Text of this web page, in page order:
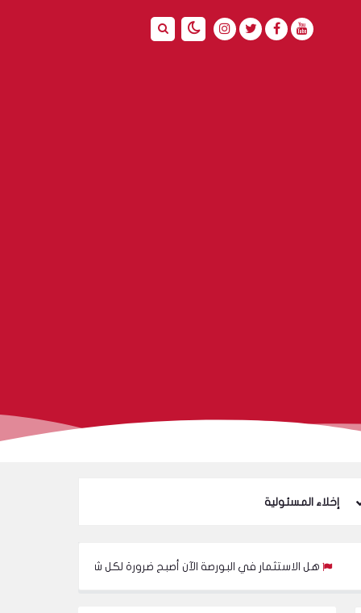
إخلاء المسئولية
في البورصة الآن أصبح ضرورة لكل شاب؟ عندما قالت الصحف إن الذهب لا